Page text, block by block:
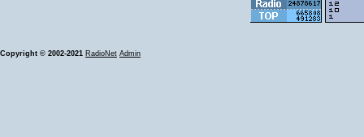
Copyright © 2002-2021 RadioNet Admin